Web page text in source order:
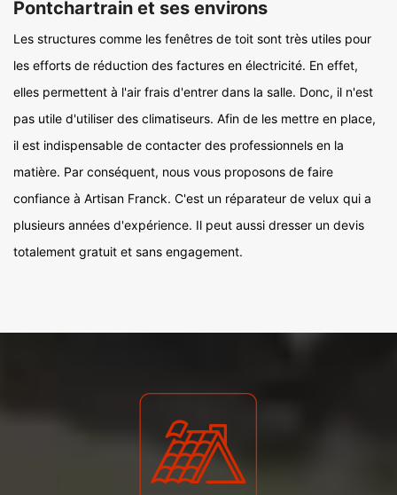
Pontchartrain et ses environs
Les structures comme les fenêtres de toit sont très utiles pour
les efforts de réduction des factures en électricité. En effet,
elles permettent à l'air frais d'entrer dans la salle. Donc, il n'est
pas utile d'utiliser des climatiseurs. Afin de les mettre en place,
il est indispensable de contacter des professionnels en la
matière. Par conséquent, nous vous proposons de faire
confiance à Artisan Franck. C'est un réparateur de velux qui a
plusieurs années d'expérience. Il peut aussi dresser un devis
totalement gratuit et sans engagement.